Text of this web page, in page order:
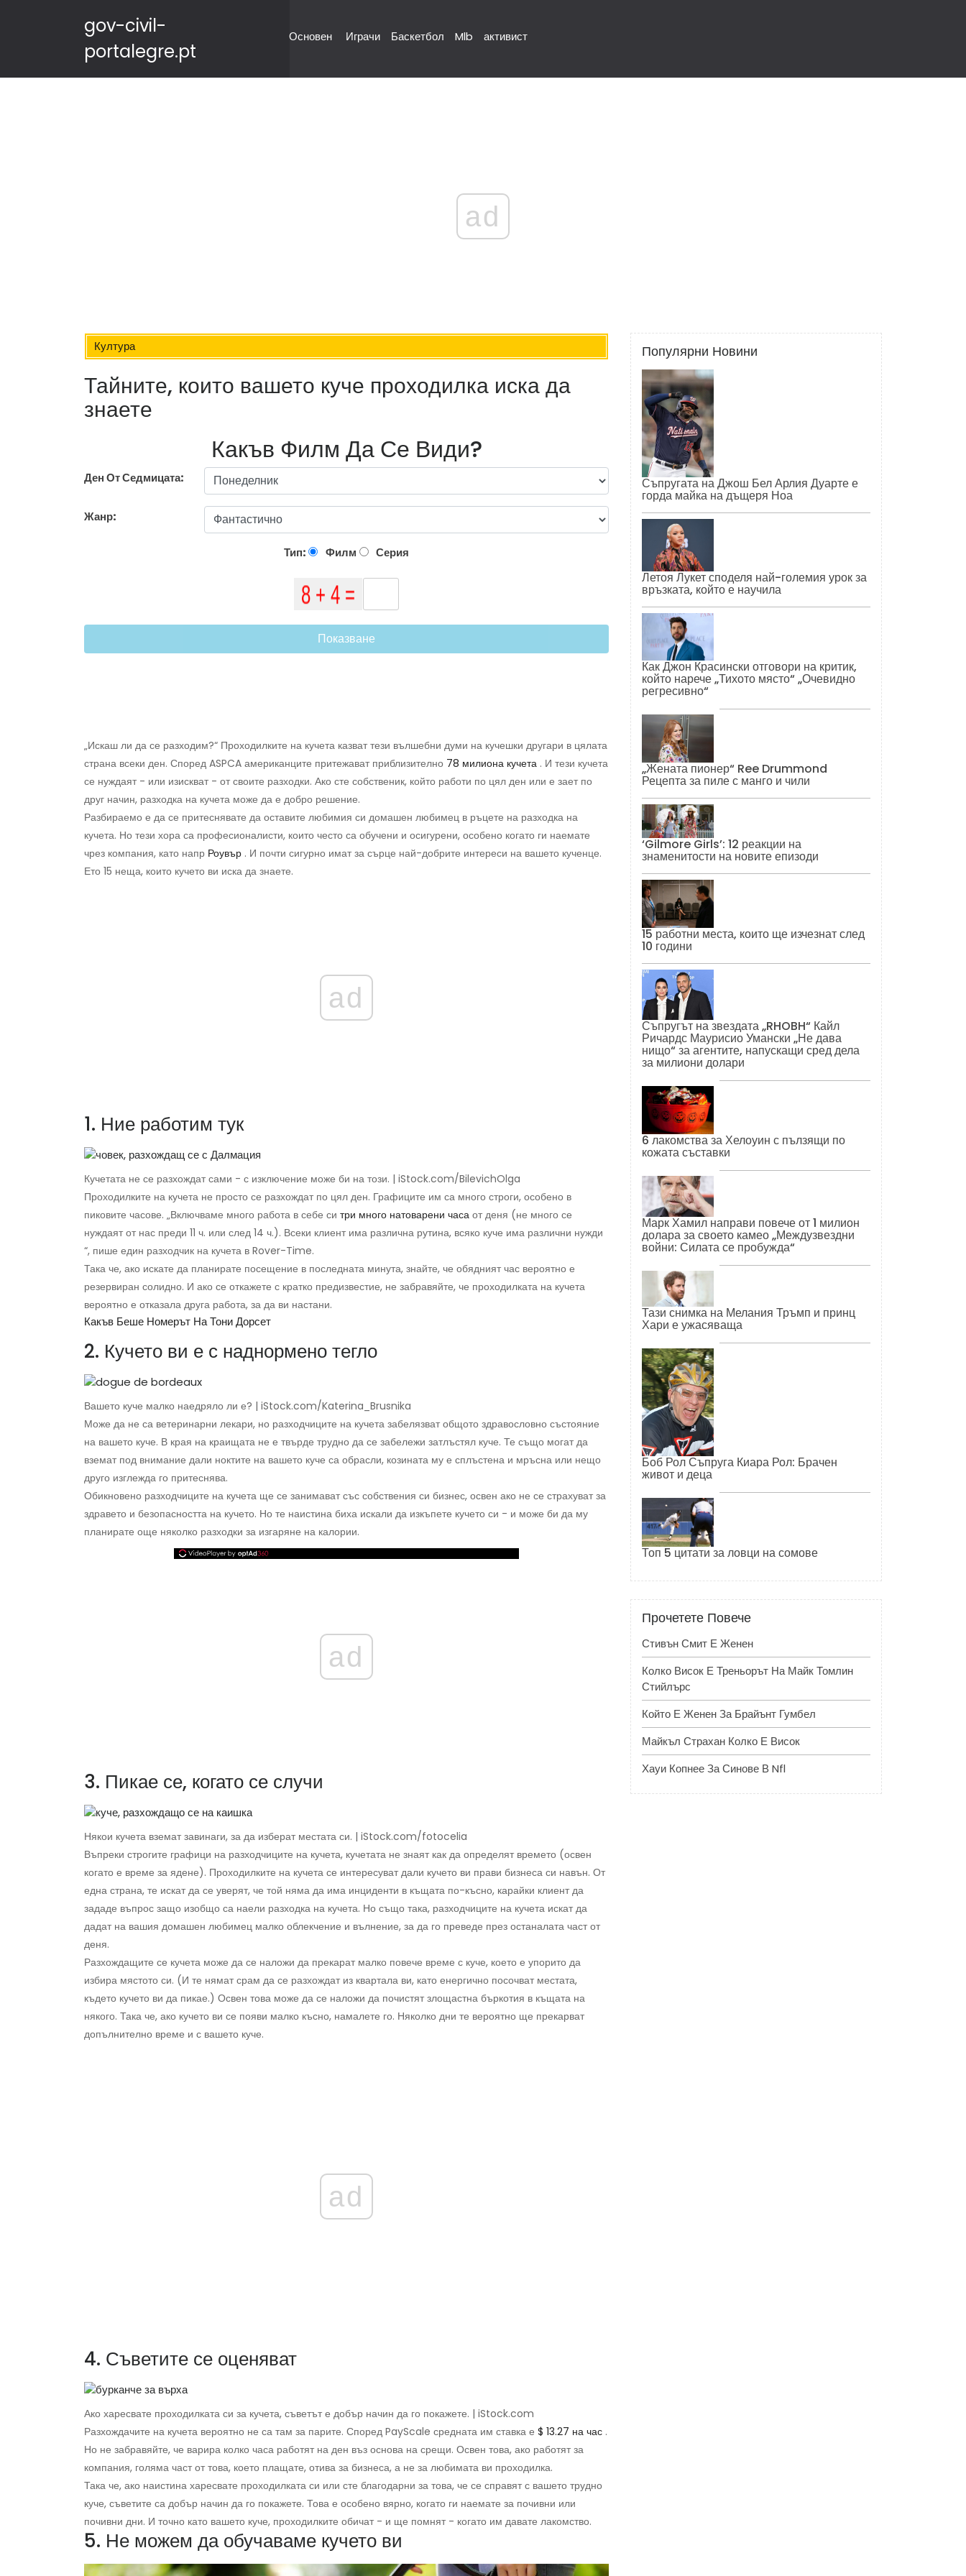
gov-civil-
portalegre.pt
Основен Играчи Баскетбол Mlb активист
ad
Култура
Тайните, които вашето куче проходилка иска да
знаете
Какъв Филм Да Се Види?
Ден От Седмицата:
Жанр:
Тип: Филм Серия
Показване
„Искаш ли да се разходим?“ Проходилките на кучета казват тези вълшебни думи на кучешки другари в цялата
страна всеки ден. Според ASPCA американците притежават приблизително 78 милиона кучета . И тези кучета
се нуждаят - или изискват - от своите разходки. Ако сте собственик, който работи по цял ден или е зает по
друг начин, разходка на кучета може да е добро решение.
Разбираемо е да се притеснявате да оставите любимия си домашен любимец в ръцете на разходка на
кучета. Но тези хора са професионалисти, които често са обучени и осигурени, особено когато ги наемате
чрез компания, като напр Роувър . И почти сигурно имат за сърце най-добрите интереси на вашето кученце.
Ето 15 неща, които кучето ви иска да знаете.
ad
1. Ние работим тук
Кучетата не се разхождат сами - с изключение може би на този. | iStock.com/BilevichOlga
Проходилките на кучета не просто се разхождат по цял ден. Графиците им са много строги, особено в
пиковите часове. „Включваме много работа в себе си три много натоварени часа от деня (не много се
нуждаят от нас преди 11 ч. или след 14 ч.). Всеки клиент има различна рутина, всяко куче има различни нужди
“, пише един разходчик на кучета в Rover-Time.
Така че, ако искате да планирате посещение в последната минута, знайте, че обядният час вероятно е
резервиран солидно. И ако се откажете с кратко предизвестие, не забравяйте, че проходилката на кучета
вероятно е отказала друга работа, за да ви настани.
Какъв Беше Номерът На Тони Дорсет
2. Кучето ви е с наднормено тегло
Вашето куче малко наедряло ли е? | iStock.com/Katerina_Brusnika
Може да не са ветеринарни лекари, но разходчиците на кучета забелязват общото здравословно състояние
на вашето куче. В края на краищата не е твърде трудно да се забележи затлъстял куче. Те също могат да
вземат под внимание дали ноктите на вашето куче са обрасли, козината му е сплъстена и мръсна или нещо
друго изглежда го притеснява.
Обикновено разходчиците на кучета ще се занимават със собствения си бизнес, освен ако не се страхуват за
здравето и безопасността на кучето. Но те наистина биха искали да изкъпете кучето си - и може би да му
планирате още няколко разходки за изгаряне на калории.
ad
3. Пикае се, когато се случи
Някои кучета вземат завинаги, за да изберат местата си. | iStock.com/fotocelia
Въпреки строгите графици на разходчиците на кучета, кучетата не знаят как да определят времето (освен
когато е време за ядене). Проходилките на кучета се интересуват дали кучето ви прави бизнеса си навън. От
една страна, те искат да се уверят, че той няма да има инциденти в къщата по-късно, карайки клиент да
зададе въпрос защо изобщо са наели разходка на кучета. Но също така, разходчиците на кучета искат да
дадат на вашия домашен любимец малко облекчение и вълнение, за да го преведе през останалата част от
деня.
Разхождащите се кучета може да се наложи да прекарат малко повече време с куче, което е упорито да
избира мястото си. (И те нямат срам да се разхождат из квартала ви, като енергично посочват местата,
където кучето ви да пикае.) Освен това може да се наложи да почистят злощастна бъркотия в къщата на
някого. Така че, ако кучето ви се появи малко късно, намалете го. Няколко дни те вероятно ще прекарват
допълнително време и с вашето куче.
ad
4. Съветите се оценяват
Ако харесвате проходилката си за кучета, съветът е добър начин да го покажете. | iStock.com
Разхождачите на кучета вероятно не са там за парите. Според PayScale средната им ставка е $ 13.27 на час .
Но не забравяйте, че варира колко часа работят на ден въз основа на срещи. Освен това, ако работят за
компания, голяма част от това, което плащате, отива за бизнеса, а не за любимата ви проходилка.
Така че, ако наистина харесвате проходилката си или сте благодарни за това, че се справят с вашето трудно
куче, съветите са добър начин да го покажете. Това е особено вярно, когато ги наемате за почивни или
почивни дни. И точно като вашето куче, проходилките обичат - и ще помнят - когато им давате лакомство.
5. Не можем да обучаваме кучето ви
Популярни Новини
Съпругата на Джош Бел Арлия Дуарте е
горда майка на дъщеря Ноа
Летоя Лукет споделя най-големия урок за
връзката, който е научила
Как Джон Красински отговори на критик,
който нарече „Тихото място“ „Очевидно
регресивно“
„Жената пионер“ Ree Drummond
Рецепта за пиле с манго и чили
‘Gilmore Girls’: 12 реакции на
знаменитости на новите епизоди
15 работни места, които ще изчезнат след
10 години
Съпругът на звездата „RHOBH“ Кайл
Ричардс Маурисио Умански „Не дава
нищо“ за агентите, напускащи сред дела
за милиони долари
6 лакомства за Хелоуин с пълзящи по
кожата съставки
Марк Хамил направи повече от 1 милион
долара за своето камео „Междузвездни
войни: Силата се пробужда“
Тази снимка на Мелания Тръмп и принц
Хари е ужасяваща
Боб Рол Съпруга Киара Рол: Брачен
живот и деца
Топ 5 цитати за ловци на сомове
Прочетете Повече
Стивън Смит Е Женен
Колко Висок Е Треньорът На Майк Томлин
Стийлърс
Който Е Женен За Брайънт Гумбел
Майкъл Страхан Колко Е Висок
Хауи Копнее За Синове В Nfl